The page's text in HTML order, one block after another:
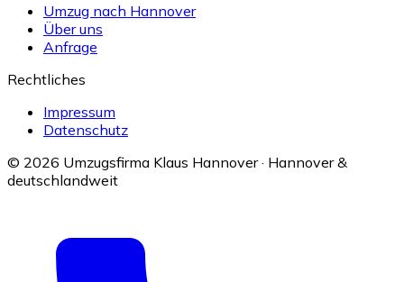
Umzug nach Hannover
Über uns
Anfrage
Rechtliches
Impressum
Datenschutz
© 2026 Umzugsfirma Klaus Hannover · Hannover &
deutschlandweit